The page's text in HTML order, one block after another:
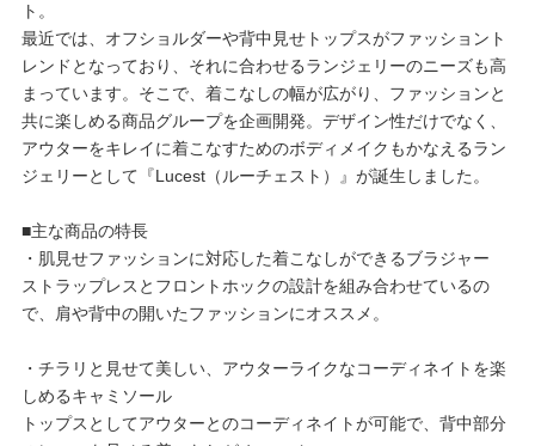
ト。
最近では、オフショルダーや背中見せトップスがファッショント
レンドとなっており、それに合わせるランジェリーのニーズも高
まっています。そこで、着こなしの幅が広がり、ファッションと
共に楽しめる商品グループを企画開発。デザイン性だけでなく、
アウターをキレイに着こなすためのボディメイクもかなえるラン
ジェリーとして『Lucest（ルーチェスト）』が誕生しました。
■主な商品の特長
・肌見せファッションに対応した着こなしができるブラジャー
ストラップレスとフロントホックの設計を組み合わせているの
で、肩や背中の開いたファッションにオススメ。
・チラリと見せて美しい、アウターライクなコーディネイトを楽
しめるキャミソール
トップスとしてアウターとのコーディネイトが可能で、背中部分